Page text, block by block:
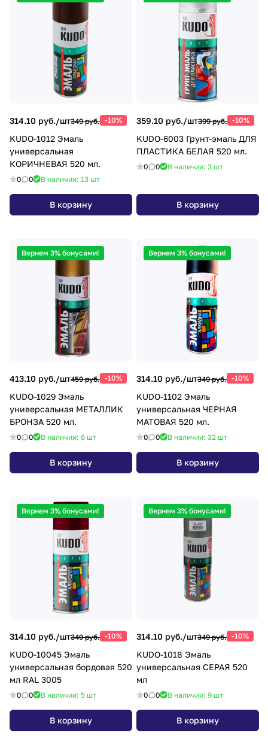
314.10 руб./шт349 руб. -10%
KUDO-1012 Эмаль
универсальная
КОРИЧНЕВАЯ 520 мл.
0 0 В наличии: 13 шт
В корзину
359.10 руб./шт399 руб. -10%
KUDO-6003 Грунт-эмаль ДЛЯ
ПЛАСТИКА БЕЛАЯ 520 мл.
0 0 В наличии: 3 шт
В корзину
Вернем 3% бонусами!
413.10 руб./шт459 руб. -10%
KUDO-1029 Эмаль
универсальная МЕТАЛЛИК
БРОНЗА 520 мл.
0 0 В наличии: 6 шт
В корзину
Вернем 3% бонусами!
314.10 руб./шт349 руб. -10%
KUDO-1102 Эмаль
универсальная ЧЕРНАЯ
МАТОВАЯ 520 мл.
0 0 В наличии: 32 шт
В корзину
Вернем 3% бонусами!
314.10 руб./шт349 руб. -10%
KUDO-10045 Эмаль
универсальная бордовая 520
мл RAL 3005
0 0 В наличии: 5 шт
В корзину
Вернем 3% бонусами!
314.10 руб./шт349 руб. -10%
KUDO-1018 Эмаль
универсальная СЕРАЯ 520
мл
0 0 В наличии: 9 шт
В корзину